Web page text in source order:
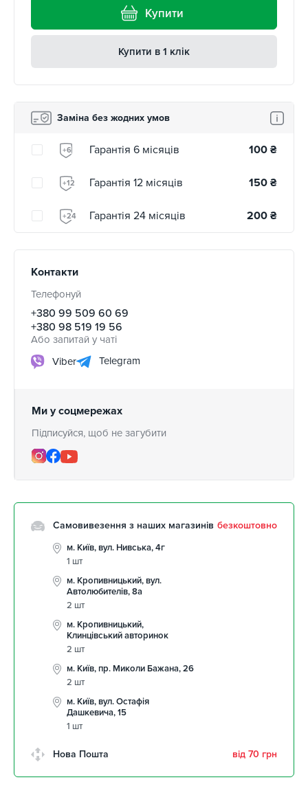
Купити
Купити в 1 клік
Заміна без жодних умов
+6 Гарантія 6 місяців 100 ₴
+12 Гарантія 12 місяців 150 ₴
+24 Гарантія 24 місяців 200 ₴
Контакти
Телефонуй
+380 99 509 60 69
+380 98 519 19 56
Або запитай у чаті
Viber
Telegram
Ми у соцмережах
Підписуйся, щоб не загубити
Самовивезення з наших магазинів безкоштовно
м. Київ, вул. Нивська, 4г
1 шт
м. Кропивницький, вул.
Автолюбителів, 8а
2 шт
м. Кропивницький,
Клинцівський авторинок
2 шт
м. Київ, пр. Миколи Бажана, 26
2 шт
м. Київ, вул. Остафія
Дашкевича, 15
1 шт
Нова Пошта від 70 грн